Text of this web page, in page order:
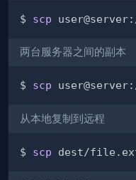
$ scp
两台服务器之间的副本
$ scp
从本地复制到远程
$ scp